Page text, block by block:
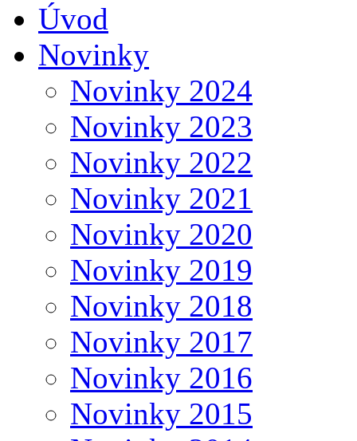
Úvod
Novinky
Novinky 2024
Novinky 2023
Novinky 2022
Novinky 2021
Novinky 2020
Novinky 2019
Novinky 2018
Novinky 2017
Novinky 2016
Novinky 2015